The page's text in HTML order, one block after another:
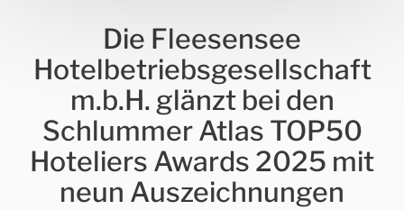
Die Fleesensee
Hotelbetriebsgesellschaft
m.b.H. glänzt bei den
Schlummer Atlas TOP50
Hoteliers Awards 2025 mit
neun Auszeichnungen